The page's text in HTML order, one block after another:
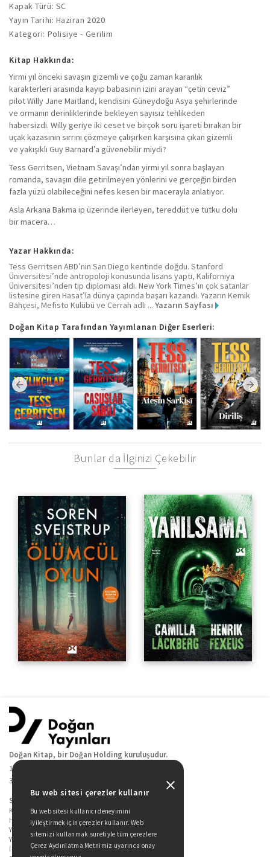
Kapak Türü: SC
Yayın Tarihi: Haziran 2020
Kategori: Polisiye - Gerilim
Kitap Hakkında:
Yirmi yıl önceki savaşın gizemli ve çoğu zaman karanlık
karakterleri arasında kayıp babasının izini arayan “çetin ceviz”
pilot Willy Jane Maitland, kendisini Güneydoğu Asya şehirlerinde
ve ormanın derinliklerinde bekleyen sayısız tehlikeden
habersizdi. Willy geriye iki ceset ve birçok soru işareti bırakan bir
uçak kazasının sırrını çözmeye çalışırken karşısına çıkan gizemli
ve yakışıklı Guy Barnard’a güvenebilir miydi?
Tess Gerritsen, Vietnam Savaşı’ndan yirmi yıl sonra başlayan
romanda, savaşın dile getirilmeyen yönlerini ve gerçeğin birden
fazla yüzü olabileceğini nefes kesen bir macerayla anlatıyor.
Asla Arkana Bakma ip üzerinde ilerleyen, tereddüt ve tutku dolu
bir macera…
Yazar Hakkında:
Tess Gerritsen ABD’nin San Diego kentinde doğdu. Stanford
Üniversitesi’nde antropoloji konusunda lisans yaptı, Kaliforniya
Üniversitesi’nden tıp diploması aldı. New York Times’ın çok satanlar
listesine giren Hasat’la dünya çapında başarı kazandı. Yazarın Kemik
Bahçesi, Mefisto Kulübü ve Cerrah adlı ... Yazarın Sayfası
Doğan Kitap Tarafından Yayımlanan Diğer Eserleri:
Bunlar da İlginizi Çekebilir
Doğan Kitap, bir Doğan Holding kuruluşudur.
19 Mayıs Cad. Golden Plaza No:1 Kat:10
34360 / Şişli / İstanbul
Sitede Yer Alan Sayfalar
Kitaplarımız
Hakkımızda
Yazarlarımız
Yazar Adayları İçin
İletişim
Bu web sitesi çerezler kullanır
Bu web sitesi kullanıcı deneyimini
iyileştirmek için çerezler kullanır. Web
sitemizi kullanmak suretiyle tüm çerezlere
Çerez Aydınlatma Metnimiz uyarınca onay